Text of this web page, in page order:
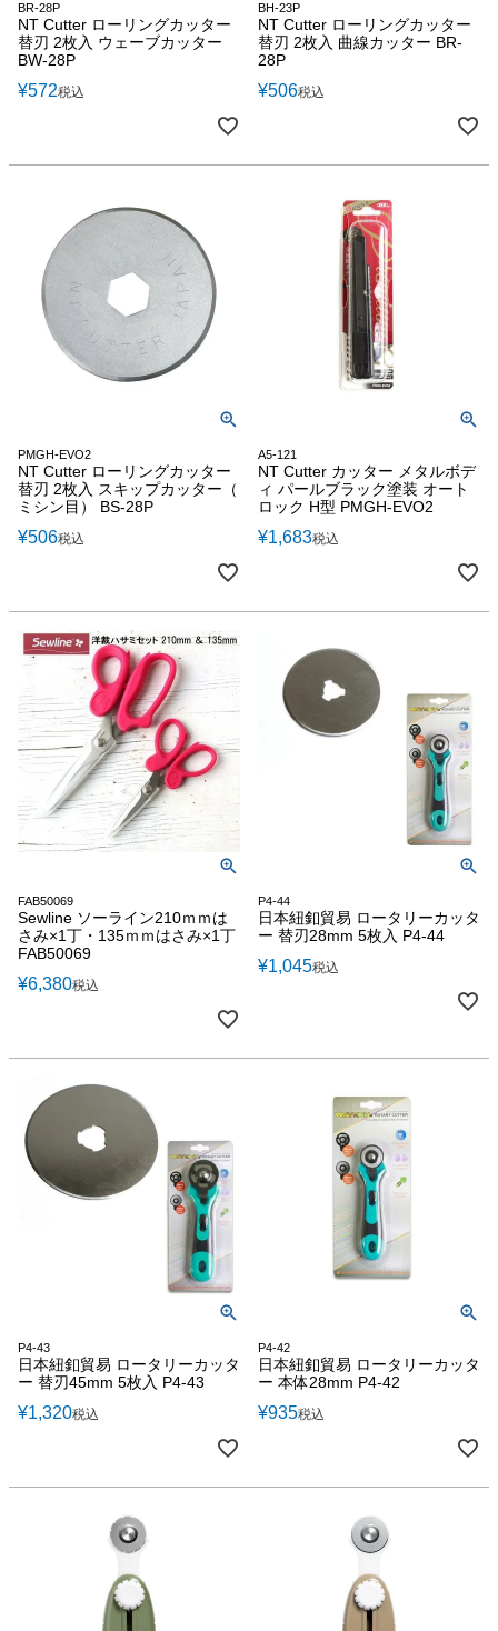
BR-28P
NT Cutter ローリングカッター
替刃 2枚入 ウェーブカッター
BW-28P
¥572税込
BH-23P
NT Cutter ローリングカッター
替刃 2枚入 曲線カッター BR-
28P
¥506税込
PMGH-EVO2
NT Cutter ローリングカッター
替刃 2枚入 スキップカッター（
ミシン目） BS-28P
¥506税込
A5-121
NT Cutter カッター メタルボデ
ィ パールブラック塗装 オート
ロック H型 PMGH-EVO2
¥1,683税込
FAB50069
Sewline ソーライン210ｍｍは
さみ×1丁・135ｍｍはさみ×1丁
FAB50069
¥6,380税込
P4-44
日本紐釦貿易 ロータリーカッタ
ー 替刃28mm 5枚入 P4-44
¥1,045税込
P4-43
日本紐釦貿易 ロータリーカッタ
ー 替刃45mm 5枚入 P4-43
¥1,320税込
P4-42
日本紐釦貿易 ロータリーカッタ
ー 本体28mm P4-42
¥935税込